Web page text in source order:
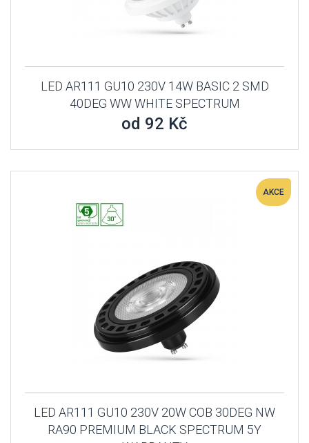
LED AR111 GU10 230V 14W BASIC 2 SMD
40DEG WW WHITE SPECTRUM
od 92 Kč
AKCE
LED AR111 GU10 230V 20W COB 30DEG NW
RA90 PREMIUM BLACK SPECTRUM 5Y